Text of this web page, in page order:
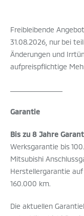
Freibleibende
31.08.2026, nur bei
Änderungen und
aufpreispflichtige
Garantie
Bis zu 8 Jahre
Werksgarantie bis
Mitsubishi
Herstellergarantie
160.000 km.
Die aktuellen